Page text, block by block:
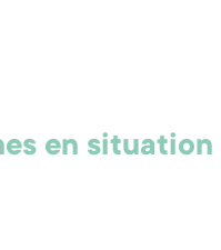
en situation